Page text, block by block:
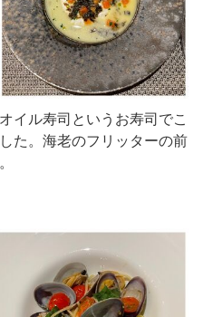
イル寿司というお寿司でこ
た。海老のフリッターの前